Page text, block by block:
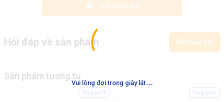
Vui lòng đợi trong giây lát ...
Viết đánh giá
Hỏi đáp về sản phẩm Viết câu hỏi
Sản phẩm tương tự
Trả góp 0% Trả góp 0%